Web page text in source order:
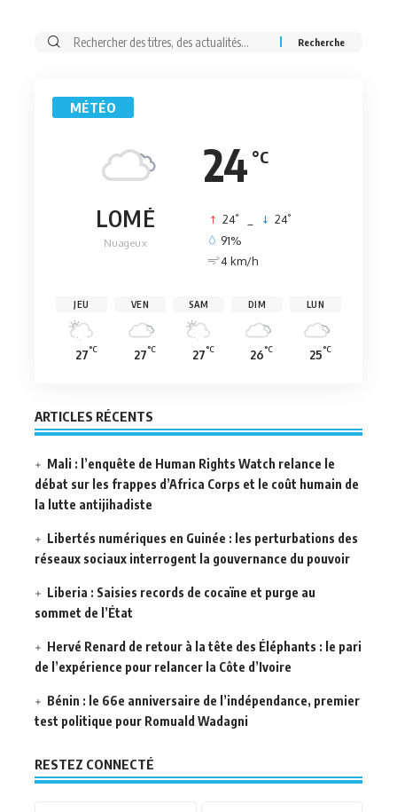
Rechercher:
MÉTÉO
24 °C
LOMÉ
Nuageux
24° 24°
91%
4 km/h
JEU
27°C
VEN
27°C
SAM
27°C
DIM
26°C
LUN
25°C
ARTICLES RÉCENTS
Mali : l’enquête de Human Rights Watch relance le
débat sur les frappes d’Africa Corps et le coût humain de
la lutte antijihadiste
Libertés numériques en Guinée : les perturbations des
réseaux sociaux interrogent la gouvernance du pouvoir
Liberia : Saisies records de cocaïne et purge au
sommet de l’État
Hervé Renard de retour à la tête des Éléphants : le pari
de l’expérience pour relancer la Côte d’Ivoire
Bénin : le 66e anniversaire de l’indépendance, premier
test politique pour Romuald Wadagni
RESTEZ CONNECTÉ